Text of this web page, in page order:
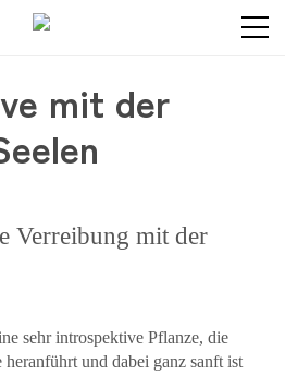
mit der
Verreibung mit der
sehr introspektive Pflanze, die
und dabei ganz sanft ist